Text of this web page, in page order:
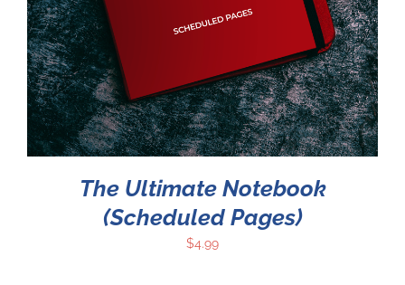
The Ultimate Notebook
(Scheduled Pages)
$4.99